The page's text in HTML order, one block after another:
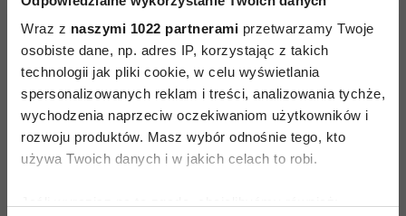
Wraz z naszymi 1022 partnerami przetwarzamy Twoje
osobiste dane, np. adres IP, korzystając z takich
technologii jak pliki cookie, w celu wyświetlania
spersonalizowanych reklam i treści, analizowania tychże,
wychodzenia naprzeciw oczekiwaniom użytkowników i
rozwoju produktów. Masz wybór odnośnie tego, kto
używa Twoich danych i w jakich celach to robi.
Krzyżanowska, Magdalena Ciupińska, George
Oskarbski, Paweł Surowiak czy Ewa Skrzypek.